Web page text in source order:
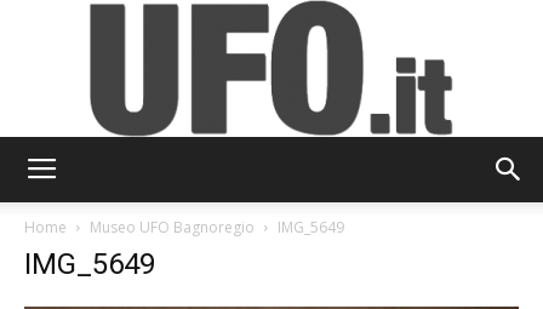
Home Museo UFO Bagnoregio IMG_5649
IMG_5649